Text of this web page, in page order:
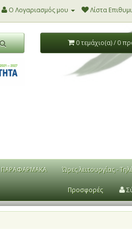
Ο Λογαριασμός μου Λίστα
0 τεμάχιο(α) / 0
ΠΑΡΑΦΑΡΜΑΚΑ Ώρες λειτουργίας -
Προσφορές